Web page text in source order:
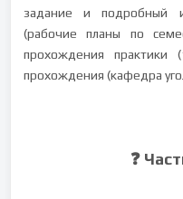
задание и подробный
(рабочие планы по
прохождения практики
прохождения (кафедра
❓